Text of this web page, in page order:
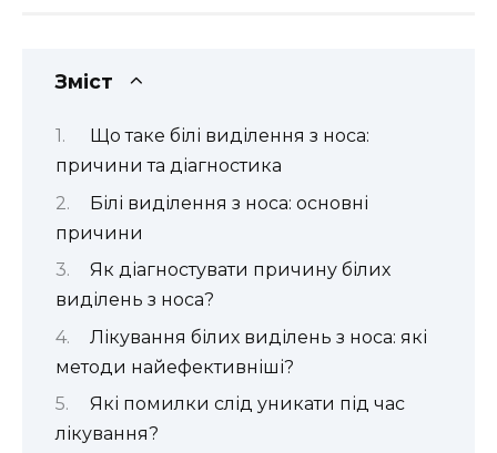
Зміст
Що таке білі виділення з носа:
причини та діагностика
Білі виділення з носа: основні
причини
Як діагностувати причину білих
виділень з носа?
Лікування білих виділень з носа: які
методи найефективніші?
Які помилки слід уникати під час
лікування?